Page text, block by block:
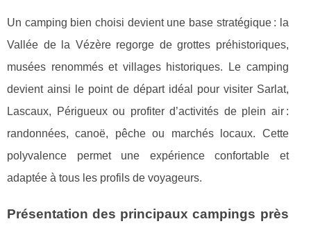
Un camping bien choisi devient une base stratégique : la
Vallée de la Vézère regorge de grottes préhistoriques,
musées renommés et villages historiques. Le camping
devient ainsi le point de départ idéal pour visiter Sarlat,
Lascaux, Périgueux ou profiter d’activités de plein air :
randonnées, canoë, pêche ou marchés locaux. Cette
polyvalence permet une expérience confortable et
adaptée à tous les profils de voyageurs.
Présentation des principaux campings près